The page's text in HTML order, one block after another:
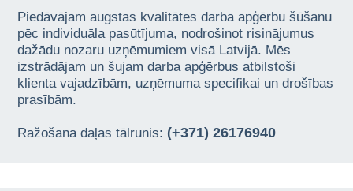
Piedāvājam augstas kvalitātes darba apģērbu šūšanu
pēc individuāla pasūtījuma, nodrošinot risinājumus
dažādu nozaru uzņēmumiem visā Latvijā. Mēs
izstrādājam un šujam darba apģērbus atbilstoši
klienta vajadzībām, uzņēmuma specifikai un drošības
prasībām.
Ražošana daļas tālrunis: (+371) 26176940